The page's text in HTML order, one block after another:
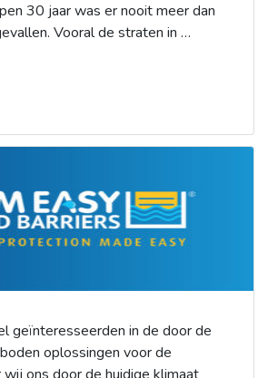
30 jaar was er nooit meer dan
Vooral de straten in …
geïnteresseerden in de door de
oplossingen voor de